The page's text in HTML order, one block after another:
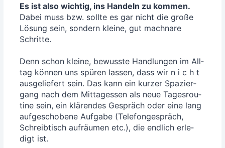
Es ist also wich­tig, ins Han­deln zu kom­men.
Dabei muss bzw. soll­te es gar nicht die gro­ße
Lösung sein, son­dern klei­ne, gut mach­na­re
Schrit­te.
Denn schon klei­ne, bewuss­te Hand­lun­gen im All­
tag kön­nen uns spü­ren las­sen, dass wir n i c h t
aus­ge­lie­fert sein. Das kann ein kur­zer Spa­zier­
gang nach dem Mit­tag­essen als neue Tages­rou­
ti­ne sein, ein klä­ren­des Gespräch oder eine lang
auf­ge­scho­be­ne Auf­ga­be (Tele­fon­ge­spräch,
Schreib­tisch auf­räu­men etc.), die end­lich erle­
digt ist.